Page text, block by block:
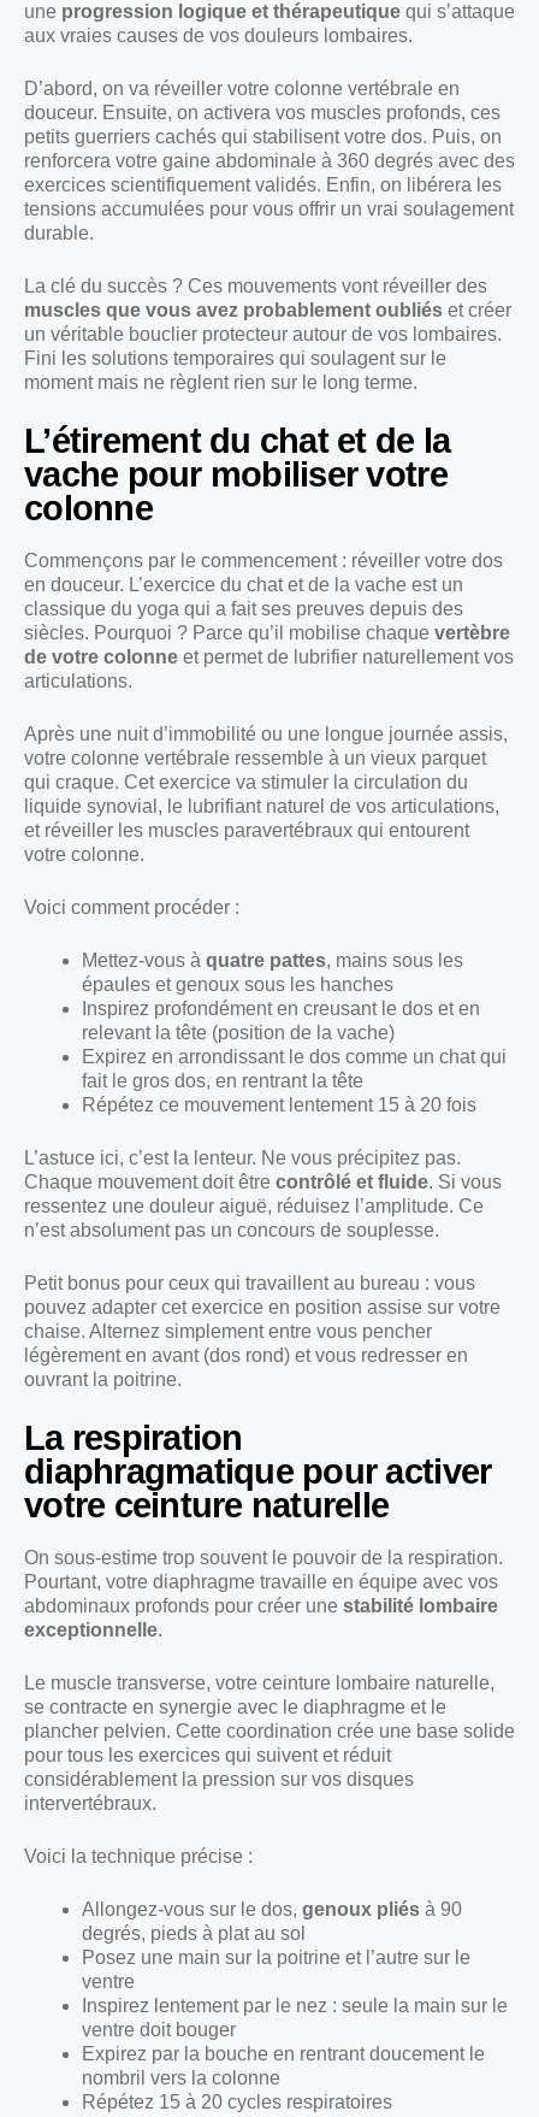
une progression logique et thérapeutique qui s’attaque
aux vraies causes de vos douleurs lombaires.
D’abord, on va réveiller votre colonne vertébrale en
douceur. Ensuite, on activera vos muscles profonds, ces
petits guerriers cachés qui stabilisent votre dos. Puis, on
renforcera votre gaine abdominale à 360 degrés avec des
exercices scientifiquement validés. Enfin, on libérera les
tensions accumulées pour vous offrir un vrai soulagement
durable.
La clé du succès ? Ces mouvements vont réveiller des
muscles que vous avez probablement oubliés et créer
un véritable bouclier protecteur autour de vos lombaires.
Fini les solutions temporaires qui soulagent sur le
moment mais ne règlent rien sur le long terme.
L’étirement du chat et de la
vache pour mobiliser votre
colonne
Commençons par le commencement : réveiller votre dos
en douceur. L’exercice du chat et de la vache est un
classique du yoga qui a fait ses preuves depuis des
siècles. Pourquoi ? Parce qu’il mobilise chaque vertèbre
de votre colonne et permet de lubrifier naturellement vos
articulations.
Après une nuit d’immobilité ou une longue journée assis,
votre colonne vertébrale ressemble à un vieux parquet
qui craque. Cet exercice va stimuler la circulation du
liquide synovial, le lubrifiant naturel de vos articulations,
et réveiller les muscles paravertébraux qui entourent
votre colonne.
Voici comment procéder :
Mettez-vous à quatre pattes, mains sous les
épaules et genoux sous les hanches
Inspirez profondément en creusant le dos et en
relevant la tête (position de la vache)
Expirez en arrondissant le dos comme un chat qui
fait le gros dos, en rentrant la tête
Répétez ce mouvement lentement 15 à 20 fois
L’astuce ici, c’est la lenteur. Ne vous précipitez pas.
Chaque mouvement doit être contrôlé et fluide. Si vous
ressentez une douleur aiguë, réduisez l’amplitude. Ce
n’est absolument pas un concours de souplesse.
Petit bonus pour ceux qui travaillent au bureau : vous
pouvez adapter cet exercice en position assise sur votre
chaise. Alternez simplement entre vous pencher
légèrement en avant (dos rond) et vous redresser en
ouvrant la poitrine.
La respiration
diaphragmatique pour activer
votre ceinture naturelle
On sous-estime trop souvent le pouvoir de la respiration.
Pourtant, votre diaphragme travaille en équipe avec vos
abdominaux profonds pour créer une stabilité lombaire
exceptionnelle.
Le muscle transverse, votre ceinture lombaire naturelle,
se contracte en synergie avec le diaphragme et le
plancher pelvien. Cette coordination crée une base solide
pour tous les exercices qui suivent et réduit
considérablement la pression sur vos disques
intervertébraux.
Voici la technique précise :
Allongez-vous sur le dos, genoux pliés à 90
degrés, pieds à plat au sol
Posez une main sur la poitrine et l’autre sur le
ventre
Inspirez lentement par le nez : seule la main sur le
ventre doit bouger
Expirez par la bouche en rentrant doucement le
nombril vers la colonne
Répétez 15 à 20 cycles respiratoires